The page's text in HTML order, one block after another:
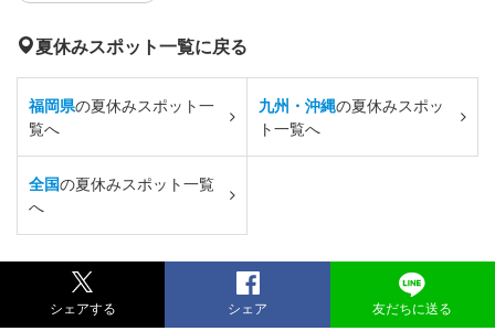
夏休みスポット一覧に戻る
福岡県の夏休みスポット一
覧へ
九州・沖縄の夏休みスポッ
ト一覧へ
全国の夏休みスポット一覧
へ
シェアする シェア 友だちに送る